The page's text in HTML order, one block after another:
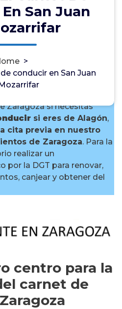
San Juan
>
conducir en San Juan
el carnet
San Juan de
Zaragoza si necesitas
si eres de Alagón,
cita previa en nuestro
de Zaragoza. Para la
realizar un
por la DGT para renovar,
canjear y obtener del
centro para la
carnet de